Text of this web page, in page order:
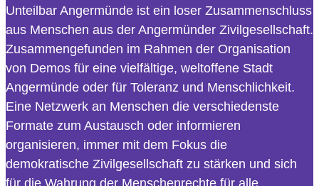
Unteilbar Angermünde ist ein loser Zusammenschluss
aus Menschen aus der Angermünder Zivilgesellschaft.
Zusammengefunden im Rahmen der Organisation
von Demos für eine vielfältige, weltoffene Stadt
Angermünde oder für Toleranz und Menschlichkeit.
Eine Netzwerk an Menschen die verschiedenste
Formate zum Austausch oder informieren
organisieren, immer mit dem Fokus die
demokratische Zivilgesellschaft zu stärken und sich
für die Wahrung der Menschenrechte für alle